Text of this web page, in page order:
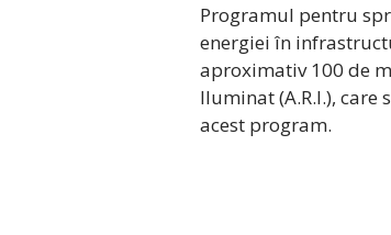
Programul pentru
energiei în
aproximativ 100 de
Iluminat (A.R.I.),
acest program.